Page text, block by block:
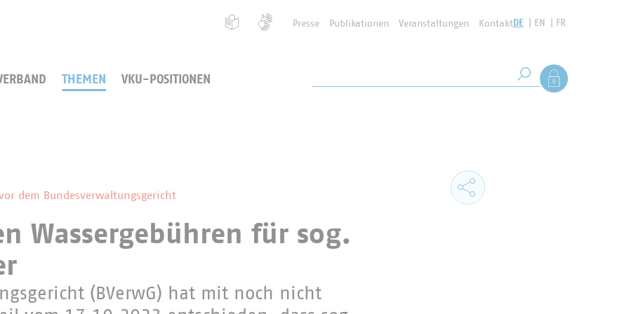
Presse Publikationen Veranstaltungen KontaktDE EN FR
THEMEN VKU-POSITIONEN Suche starten
Als Mitglied
dem Bundesverwaltungsgericht
Wassergebühren für sog.
(BVerwG) hat mit noch nicht